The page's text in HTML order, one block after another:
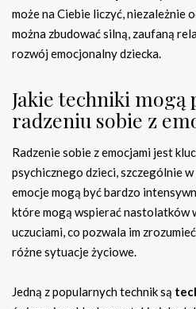
może na Ciebie liczyć, niezależnie
można zbudować silną, zaufaną
rozwój emocjonalny dziecka.
Jakie techniki mogą
radzeniu sobie z
Radzenie sobie z emocjami jest
psychicznego dzieci, szczególnie
emocje mogą być bardzo
które mogą wspierać nastolatków
uczuciami, co pozwala im
różne sytuacje życiowe.
Jedną z popularnych technik są